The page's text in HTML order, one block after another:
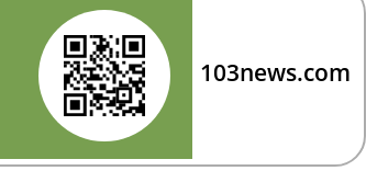
103news.com